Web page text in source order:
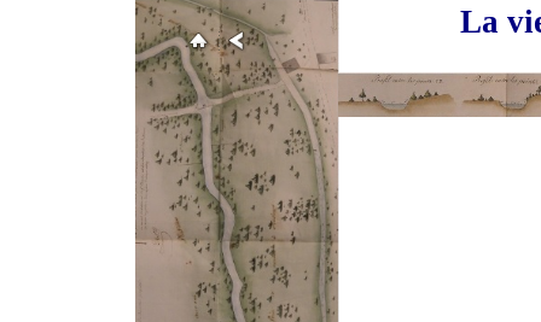
La